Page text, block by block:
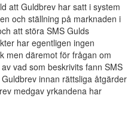
att Guldbrev har satt i system
och ställning på marknaden i
att störa SMS Gulds
har egentligen ingen
men däremot för frågan om
vad som beskrivits fann SMS
innan rättsliga åtgärder
medgav yrkandena har